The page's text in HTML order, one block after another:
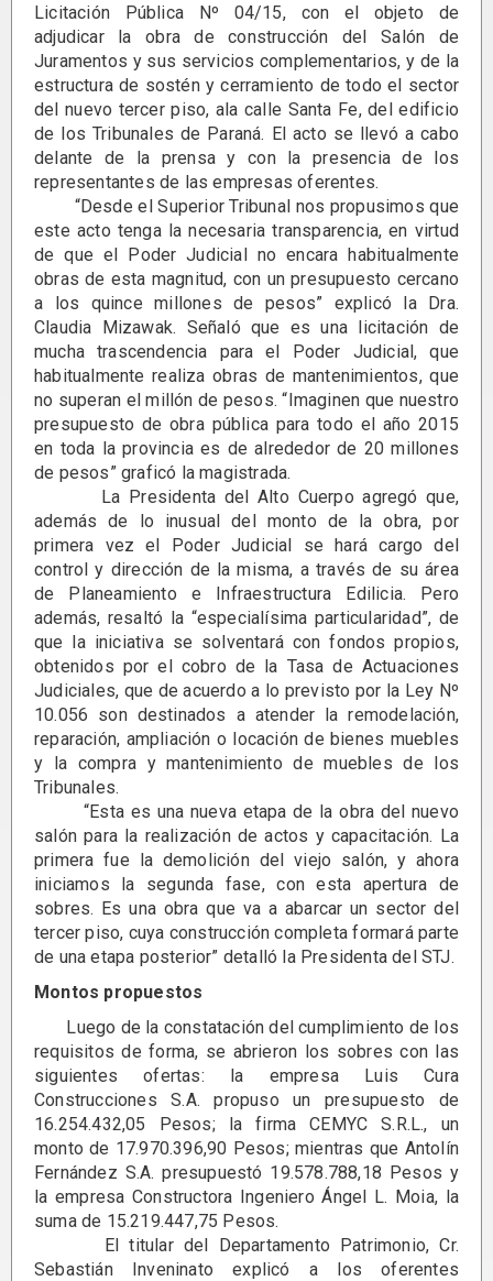
Licitación Pública Nº 04/15, con el objeto de
adjudicar la obra de construcción del Salón de
Juramentos y sus servicios complementarios, y de la
estructura de sostén y cerramiento de todo el sector
del nuevo tercer piso, ala calle Santa Fe, del edificio
de los Tribunales de Paraná. El acto se llevó a cabo
delante de la prensa y con la presencia de los
representantes de las empresas oferentes.
“Desde el Superior Tribunal nos propusimos que
este acto tenga la necesaria transparencia, en virtud
de que el Poder Judicial no encara habitualmente
obras de esta magnitud, con un presupuesto cercano
a los quince millones de pesos” explicó la Dra.
Claudia Mizawak. Señaló que es una licitación de
mucha trascendencia para el Poder Judicial, que
habitualmente realiza obras de mantenimientos, que
no superan el millón de pesos. “Imaginen que nuestro
presupuesto de obra pública para todo el año 2015
en toda la provincia es de alrededor de 20 millones
de pesos” graficó la magistrada.
La Presidenta del Alto Cuerpo agregó que,
además de lo inusual del monto de la obra, por
primera vez el Poder Judicial se hará cargo del
control y dirección de la misma, a través de su área
de Planeamiento e Infraestructura Edilicia. Pero
además, resaltó la “especialísima particularidad”, de
que la iniciativa se solventará con fondos propios,
obtenidos por el cobro de la Tasa de Actuaciones
Judiciales, que de acuerdo a lo previsto por la Ley Nº
10.056 son destinados a atender la remodelación,
reparación, ampliación o locación de bienes muebles
y la compra y mantenimiento de muebles de los
Tribunales.
“Esta es una nueva etapa de la obra del nuevo
salón para la realización de actos y capacitación. La
primera fue la demolición del viejo salón, y ahora
iniciamos la segunda fase, con esta apertura de
sobres. Es una obra que va a abarcar un sector del
tercer piso, cuya construcción completa formará parte
de una etapa posterior” detalló la Presidenta del STJ.
Montos propuestos
Luego de la constatación del cumplimiento de los
requisitos de forma, se abrieron los sobres con las
siguientes ofertas: la empresa Luis Cura
Construcciones S.A. propuso un presupuesto de
16.254.432,05 Pesos; la firma CEMYC S.R.L., un
monto de 17.970.396,90 Pesos; mientras que Antolín
Fernández S.A. presupuestó 19.578.788,18 Pesos y
la empresa Constructora Ingeniero Ángel L. Moia, la
suma de 15.219.447,75 Pesos.
El titular del Departamento Patrimonio, Cr.
Sebastián Inveninato explicó a los oferentes